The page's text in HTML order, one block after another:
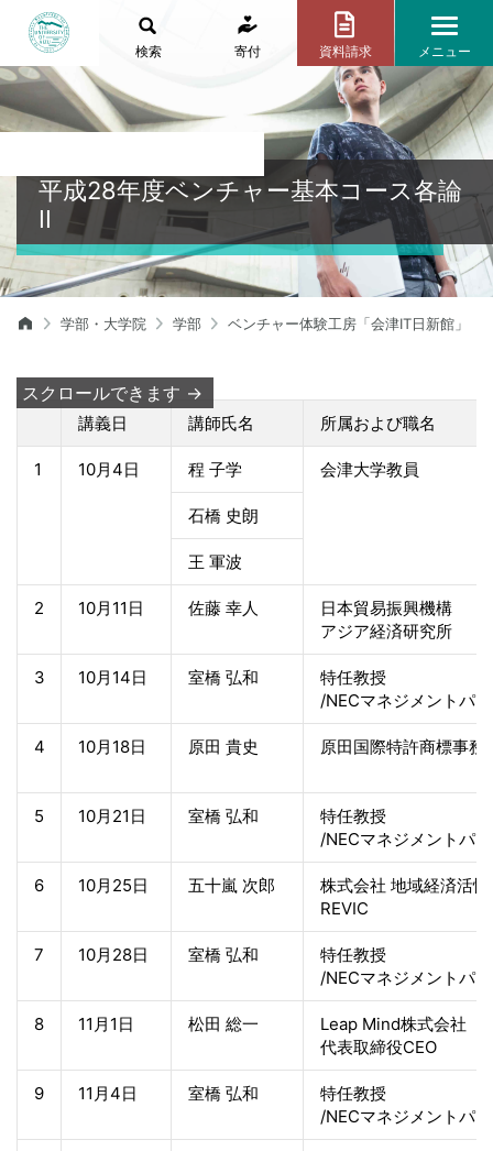
検索 寄付 資料請求 メニュー
平成28年度ベンチャー基本コース各論
II
学部・大学院 学部 ベンチャー体験工房「会津IT日新館」
講義日 講師氏名 所属および職名
1 10月4日 程 子学 会津大学教員
石橋 史朗
王 軍波
2 10月11日 佐藤 幸人
日本貿易振興機構
アジア経済研究所
3 10月14日 室橋 弘和
特任教授
/NECマネジメントパ
4 10月18日 原田 貴史 原田国際特許商標事務
5 10月21日 室橋 弘和
特任教授
/NECマネジメントパ
6 10月25日 五十嵐 次郎
株式会社 地域経済活
REVIC
7 10月28日 室橋 弘和
特任教授
/NECマネジメントパ
8 11月1日 松田 総一
Leap Mind株式会社
代表取締役CEO
9 11月4日 室橋 弘和
特任教授
/NECマネジメントパ